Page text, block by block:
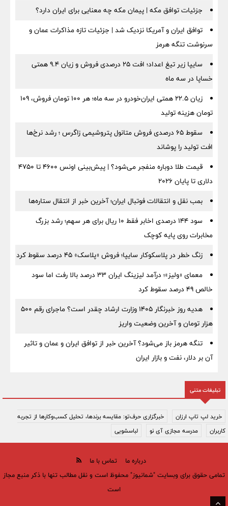
جزئیات توافق مکه | پیمان مکه چه معنایی برای ایران دارد؟
توافق ایران و آمریکا نزدیک شد | جزئیات تازه مذاکرات عمان و
سرنوشت تنگه هرمز
سایپا زیر تیغ اعداد؛ افت ۲۵ درصدی فروش و زیان ۹.۴ همتی
خساپا در سه ماه
زیان ۲۲.۵ همتی ایران‌خودرو در سه ماه؛ هر ۱۰۰ تومان فروش، ۱۰۹
تومان هزینه تولید
سقوط ۶۵ درصدی فروش متانول پتروشیمی زاگرس ؛ رشد نرخ‌ها
افت تولید را پوشاند
قیمت طلا دوباره منفجر می‌شود؟ | پیش‌بینی اونس ۴۶۰۰ تا ۴۷۵۰
دلاری تا پایان ۲۰۲۶
بمب نقل‌ و انتقالات فوتبال ایران؛ آخرین خبر از انتقال ستاره‌ها
سود ۱۴۴ درصدی اخابر فقط ۱۰ ریال برای هر سهم؛ رشد بزرگ
مخابرات روی پایه کوچک
زنگ خطر در پلاسکوکار سایپا؛ فروش «پلاسک» ۴۵ درصد سقوط کرد
معمای «ولیز»؛ درآمد لیزینگ ایران ۳۳ درصد بالا رفت اما سود
خالص ۴۹ درصد سقوط کرد
هدیه روز خبرنگار ۱۴۰۵ وزارت ارشاد چقدر است؟ ماجرای رقم ۵۰۰
هزار تومان و آخرین وضعیت واریز
تنگه هرمز باز می‌شود؟ آخرین خبر از توافق ایران و عمان و تاثیر
آن بر دلار، نفت و بازار ایران
تبلیغات متنی
خرید لپ تاپ ارزان
خبرگزاری حرف‌تو: مقایسه برندها، تحلیل کسب‌وکارها از تجربه
کاربران
مدرسه مجازی آی نو لباسشویی
درباره ما
تماس با ما
تمامی حقوق برای وبسایت "شمانیوز" محفوظ است و نقل مطالب تنها با ذکر منبع مجاز
است